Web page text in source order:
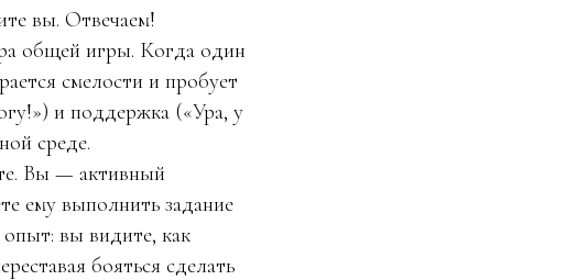
вы. Отвечаем!
общей игры. Когда один
смелости и пробует
и поддержка («Ура, у
среде.
Вы — активный
ему выполнить задание
опыт: вы видите, как
бояться сделать